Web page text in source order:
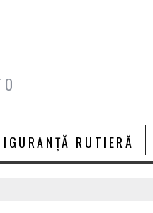
RUTIERĂ